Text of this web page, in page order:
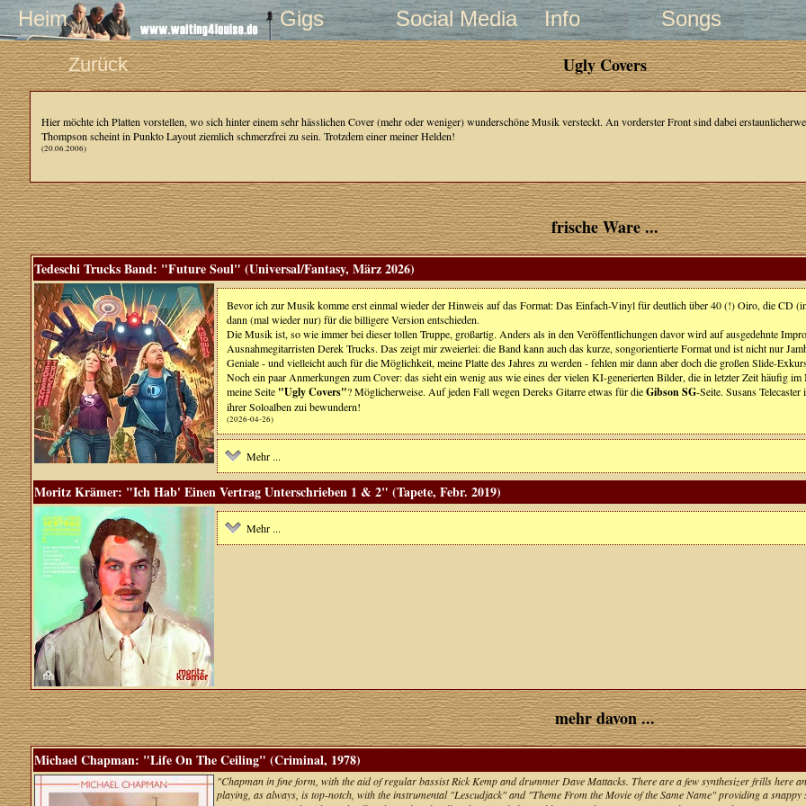
Heim Gigs Social Media Info Songs
Zurück Ugly Covers
Hier möchte ich Platten vorstellen, wo sich hinter einem sehr hässlichen Cover (mehr oder weniger) wunderschöne Musik versteckt. An vorderster Front sind dabei
Thompson scheint in Punkto Layout ziemlich schmerzfrei zu sein. Trotzdem einer meiner Helden!
(20.06.2006)
frische Ware ...
Tedeschi Trucks Band: "Future Soul" (Universal/Fantasy, März 2026)
Bevor ich zur Musik komme erst einmal wieder der Hinweis auf das Format: Das Einfach-Vinyl für deutlich über 40 (!) Oiro, die CD
dann (mal wieder nur) für die billigere Version entschieden.
Die Musik ist, so wie immer bei dieser tollen Truppe, großartig. Anders als in den Veröffentlichungen davor wird auf ausgedehnte
Ausnahmegitarristen Derek Trucks. Das zeigt mir zweierlei: die Band kann auch das kurze, songorientierte Format und ist nicht nur
Geniale - und vielleicht auch für die Möglichkeit, meine Platte des Jahres zu werden - fehlen mir dann aber doch die großen Slide-
Noch ein paar Anmerkungen zum Cover: das sieht ein wenig aus wie eines der vielen KI-generierten Bilder, die in letzter Zeit häufig
meine Seite "Ugly Covers"? Möglicherweise. Auf jeden Fall wegen Dereks Gitarre etwas für dieGibson SG-Seite. Susans
ihrer Soloalben zui bewundern!
(2026-04-26)
Mehr ...
Moritz Krämer: "Ich Hab' Einen Vertrag Unterschrieben 1 & 2" (Tapete, Febr. 2019)
Mehr ...
mehr davon ...
Michael Chapman: "Life On The Ceiling" (Criminal, 1978)
"Chapman in fine form, with the aid of regular bassist Rick Kemp and drummer Dave Mattacks. There are a few synthesizer frills here
playing, as always, is top-notch, with the instrumental "Lescudjack" and "Theme From the Movie of the Same Name" providing a